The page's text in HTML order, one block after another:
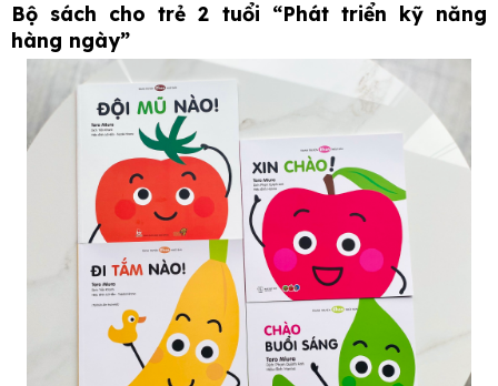
Bộ sách cho trẻ 2 tuổi “Phát triển kỹ năng
hàng ngày”